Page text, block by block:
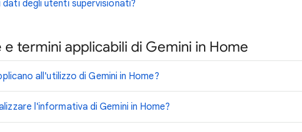
degli utenti supervisionati?
termini applicabili di Gemini in Home
all'utilizzo di Gemini in Home?
l'informativa di Gemini in Home?